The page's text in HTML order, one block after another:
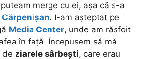
merge cu ei, așa că s-a
Cărpenișan. I-am așteptat pe
Media Center, unde am răsfoit
în față. Începusem să mă
de ziarele sârbești, care erau